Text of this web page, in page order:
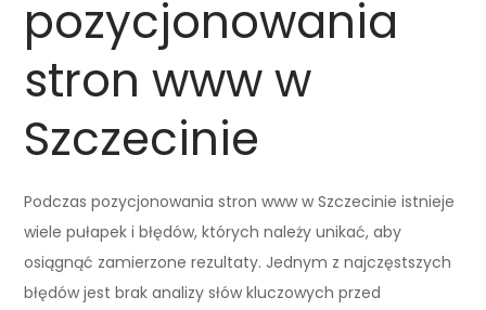
pozycjonowania
stron www w
Szczecinie
Podczas pozycjonowania stron www w Szczecinie istnieje
wiele pułapek i błędów, których należy unikać, aby
osiągnąć zamierzone rezultaty. Jednym z najczęstszych
błędów jest brak analizy słów kluczowych przed